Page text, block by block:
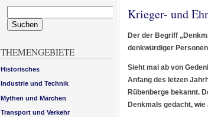
Krieger- und
Der der Begriff
denkwürdiger
Sieht mal ab von
Anfang des letzen
Rübenberge bekannt.
Denkmals gedacht,
nach:
THEMENGEBIETE
Historisches
Industrie und Technik
Mythen und Märchen
Transport und Verkehr